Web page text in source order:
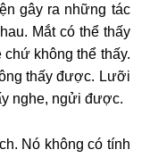
gây ra những tác
Mắt có thể thấy
không thể thấy.
thấy được. Lưỡi
nghe, ngửi được.
Nó không có tính